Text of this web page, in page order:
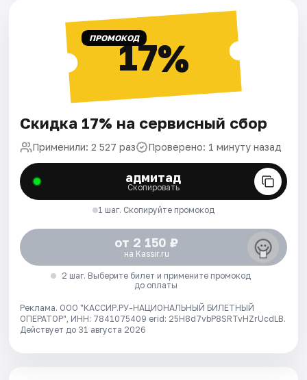
ПРОМОКОД17%
Скидка 17% на сервисный сбор
Применили: 2 527 раз Проверено: 1 минуту назад
адмитад
Скопировать
1 шаг. Скопируйте промокод
от 2 150 ₽
на Kassir.ru
2 шаг. Выберите билет и примените промокод
до оплаты
Реклама. ООО "КАССИР.РУ-НАЦИОНАЛЬНЫЙ БИЛЕТНЫЙ
ОПЕРАТОР", ИНН: 7841075409 erid: 25H8d7vbP8SRTvHZrUcdLB.
Действует до 31 августа 2026